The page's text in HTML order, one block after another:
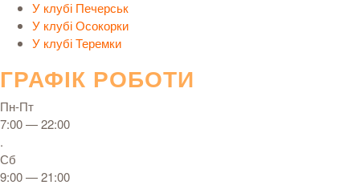
У клубі Печерськ
У клубі Осокорки
У клубі Теремки
ГРАФІК РОБОТИ
Пн-Пт
7:00 — 22:00
.
Сб
9:00 — 21:00